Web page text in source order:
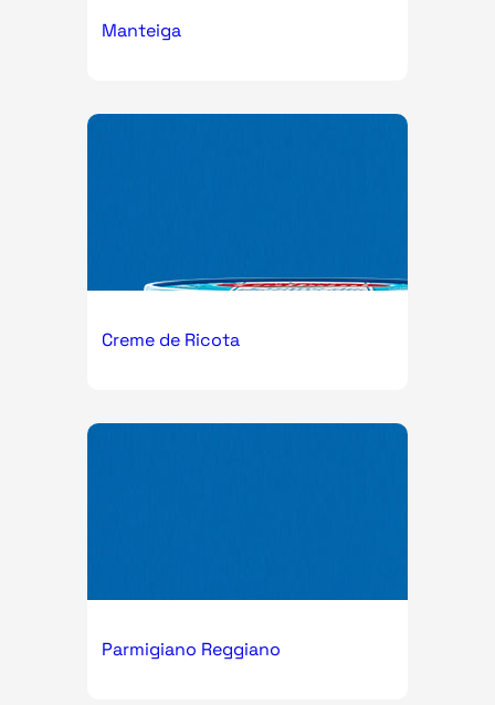
Manteiga
Creme de Ricota
Parmigiano Reggiano